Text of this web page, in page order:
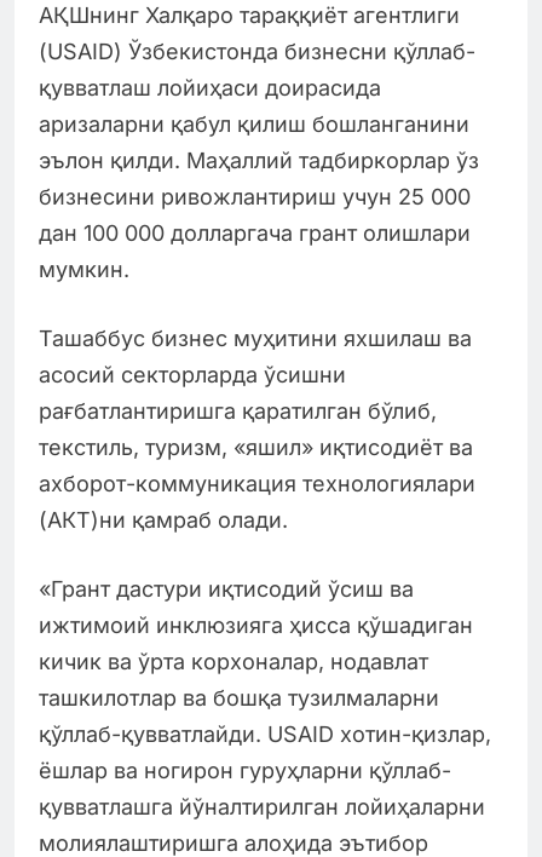
АҚШнинг Халқаро тараққиёт агентлиги
(USAID) Ўзбекистонда бизнесни қўллаб-
қувватлаш лойиҳаси доирасида
аризаларни қабул қилиш бошланганини
эълон қилди. Маҳаллий тадбиркорлар ўз
бизнесини ривожлантириш учун 25 000
дан 100 000 долларгача грант олишлари
мумкин.
Ташаббус бизнес муҳитини яхшилаш ва
асосий секторларда ўсишни
рағбатлантиришга қаратилган бўлиб,
текстиль, туризм, «яшил» иқтисодиёт ва
ахборот-коммуникация технологиялари
(АКТ)ни қамраб олади.
«Грант дастури иқтисодий ўсиш ва
ижтимоий инклюзияга ҳисса қўшадиган
кичик ва ўрта корхоналар, нодавлат
ташкилотлар ва бошқа тузилмаларни
қўллаб-қувватлайди. USAID хотин-қизлар,
ёшлар ва ногирон гуруҳларни қўллаб-
қувватлашга йўналтирилган лойиҳаларни
молиялаштиришга алоҳида эътибор